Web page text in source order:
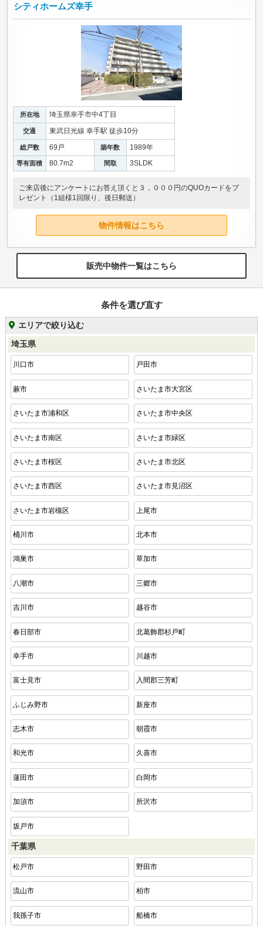
シティホームズ幸手
所在地 埼玉県幸手市中4丁目
交通 東武日光線 幸手駅 徒歩10分
総戸数 69戸 築年数 1989年
専有面積 80.7m2 間取 3SLDK
ご来店後にアンケートにお答え頂くと３，０００円のQUOカードをプ
レゼント（1組様1回限り、後日郵送）
物件情報はこちら
販売中物件一覧はこちら
条件を選び直す
エリアで絞り込む
埼玉県
川口市 戸田市
蕨市 さいたま市大宮区
さいたま市浦和区 さいたま市中央区
さいたま市南区 さいたま市緑区
さいたま市桜区 さいたま市北区
さいたま市西区 さいたま市見沼区
さいたま市岩槻区 上尾市
桶川市 北本市
鴻巣市 草加市
八潮市 三郷市
吉川市 越谷市
春日部市 北葛飾郡杉戸町
幸手市 川越市
富士見市 入間郡三芳町
ふじみ野市 新座市
志木市 朝霞市
和光市 久喜市
蓮田市 白岡市
加須市 所沢市
坂戸市
千葉県
松戸市 野田市
流山市 柏市
我孫子市 船橋市